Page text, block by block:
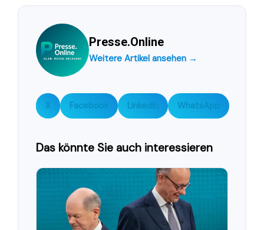
Presse.Online
Weitere Artikel ansehen →
X Facebook LinkedIn WhatsApp
Das könnte Sie auch interessieren